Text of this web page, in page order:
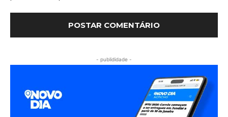
- publididade -